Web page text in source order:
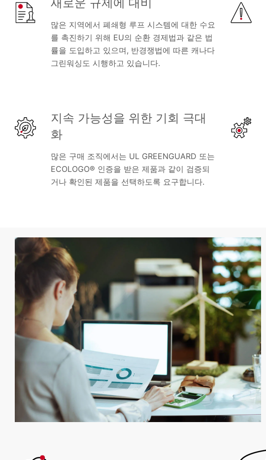
많은 지역에서 폐쇄형 루프 시스템에 대한 수요
를 촉진하기 위해 EU의 순환 경제법과 같은 법
률을 도입하고 있으며, 반경쟁법에 따른 캐나다
그린워싱도 시행하고 있습니다.
지속 가능성을 위한 기회 극대
화
많은 구매 조직에서는 UL GREENGUARD 또는
ECOLOGO® 인증을 받은 제품과 같이 검증되
거나 확인된 제품을 선택하도록 요구합니다.